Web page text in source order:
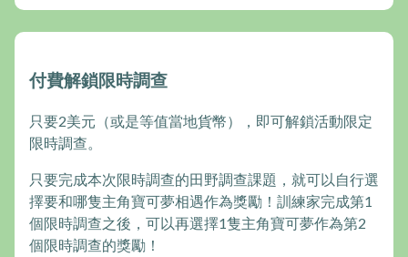
付費解鎖限時調查
只要2美元（或是等值當地貨幣），即可解鎖活動限定
限時調查。
只要完成本次限時調查的田野調查課題，就可以自行選
擇要和哪隻主角寶可夢相遇作為獎勵！訓練家完成第1
個限時調查之後，可以再選擇1隻主角寶可夢作為第2
個限時調查的獎勵！